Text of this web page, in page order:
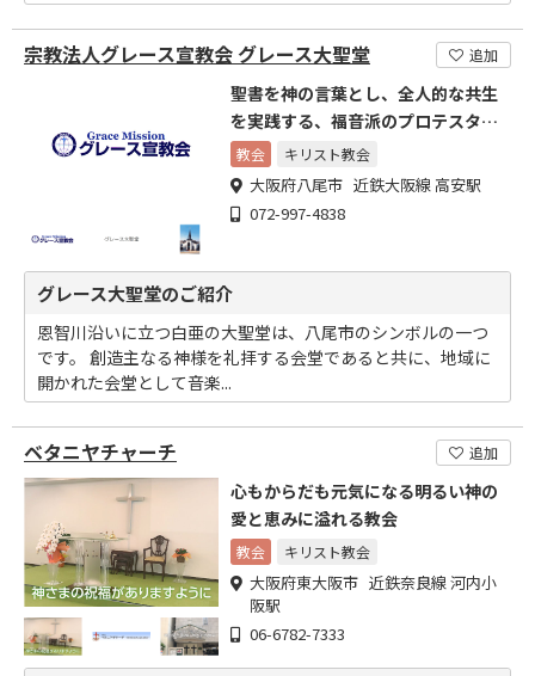
宗教法人グレース宣教会 グレース大聖堂 追加
聖書を神の言葉とし、全人的な共生
を実践する、福音派のプロテスタン
ト教会
教会 キリスト教会
大阪府八尾市 近鉄大阪線 高安駅
072-997-4838
グレース大聖堂のご紹介
恩智川沿いに立つ白亜の大聖堂は、八尾市のシンボルの一つ
です。 創造主なる神様を礼拝する会堂であると共に、地域に
開かれた会堂として音楽...
ベタニヤチャーチ 追加
心もからだも元気になる明るい神の
愛と恵みに溢れる教会
教会 キリスト教会
大阪府東大阪市 近鉄奈良線 河内小
阪駅
06-6782-7333